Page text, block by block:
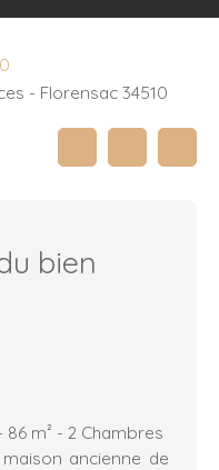
- Florensac 34510
bien
m² - 2 Chambres
ancienne de